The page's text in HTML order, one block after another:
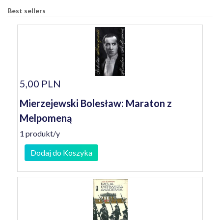
Best sellers
5,00 PLN
Mierzejewski Bolesław: Maraton z
Melpomeną
1 produkt/y
Dodaj do Koszyka